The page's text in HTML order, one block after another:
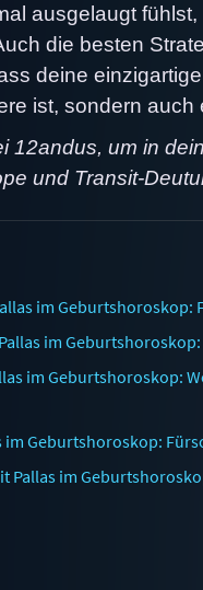
ausgelaugt
die besten
deine
ist, sondern
12andus, um in
und Transit-
im
im
im Geburtshoroskop:
im Geburtshoroskop:
Pallas im